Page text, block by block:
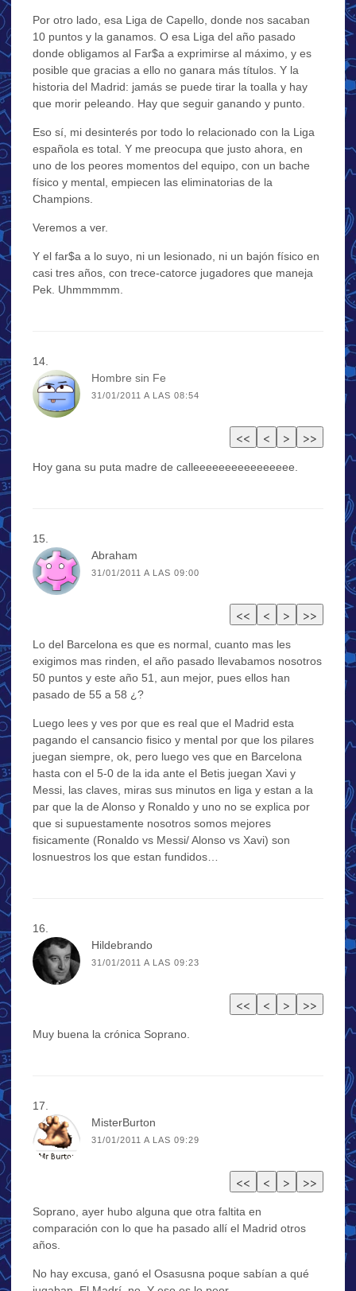
Por otro lado, esa Liga de Capello, donde nos sacaban
10 puntos y la ganamos. O esa Liga del año pasado
donde obligamos al Far$a a exprimirse al máximo, y es
posible que gracias a ello no ganara más títulos. Y la
historia del Madrid: jamás se puede tirar la toalla y hay
que morir peleando. Hay que seguir ganando y punto.
Eso sí, mi desinterés por todo lo relacionado con la Liga
española es total. Y me preocupa que justo ahora, en
uno de los peores momentos del equipo, con un bache
físico y mental, empiecen las eliminatorias de la
Champions.
Veremos a ver.
Y el far$a a lo suyo, ni un lesionado, ni un bajón físico en
casi tres años, con trece-catorce jugadores que maneja
Pek. Uhmmmmm.
Hombre sin Fe
31/01/2011 A LAS 08:54
Hoy gana su puta madre de calleeeeeeeeeeeeeeee.
Abraham
31/01/2011 A LAS 09:00
Lo del Barcelona es que es normal, cuanto mas les
exigimos mas rinden, el año pasado llevabamos nosotros
50 puntos y este año 51, aun mejor, pues ellos han
pasado de 55 a 58 ¿?
Luego lees y ves por que es real que el Madrid esta
pagando el cansancio fisico y mental por que los pilares
juegan siempre, ok, pero luego ves que en Barcelona
hasta con el 5-0 de la ida ante el Betis juegan Xavi y
Messi, las claves, miras sus minutos en liga y estan a la
par que la de Alonso y Ronaldo y uno no se explica por
que si supuestamente nosotros somos mejores
fisicamente (Ronaldo vs Messi/ Alonso vs Xavi) son
losnuestros los que estan fundidos…
Hildebrando
31/01/2011 A LAS 09:23
Muy buena la crónica Soprano.
MisterBurton
31/01/2011 A LAS 09:29
Soprano, ayer hubo alguna que otra faltita en
comparación con lo que ha pasado allí el Madrid otros
años.
No hay excusa, ganó el Osasusna poque sabían a qué